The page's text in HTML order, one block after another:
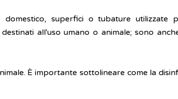
superfici o tubature utilizzate
all'uso umano o animale; sono
È importante sottolineare come la